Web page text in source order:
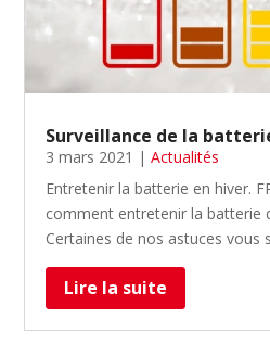
Surveillance de la
3 mars 2021 |Actualités
Entretenir la batterie en hiver.
comment entretenir la batterie
Certaines de nos astuces vous
Lire la suite